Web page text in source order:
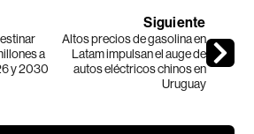
a
y 2030
Siguiente
Altos precios de gasolina en
Latam impulsan el auge de
autos eléctricos chinos en
Uruguay